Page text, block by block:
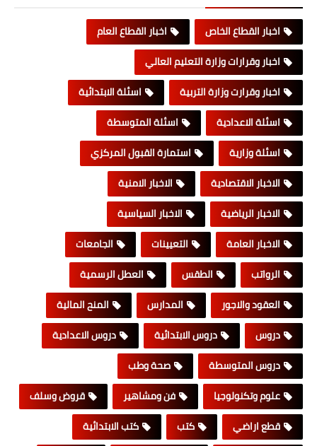
اخبار القطاع الخاص
اخبار القطاع العام
اخبار وقرارات وزارة التعليم العالي
اخبار وقرارت وزارة التربية
اسئلة الابتدائية
اسئلة الاعدادية
اسئلة المتوسطة
اسئلة وزارية
استمارة القبول المركزي
الاخبار الاقتصادية
الاخبار الامنية
الاخبار الرياضية
الاخبار السياسية
الاخبار العامة
التعيينات
الجامعات
الرواتب
الطقس
العطل الرسمية
العقود والاجور
المدارس
المنح المالية
دروس
دروس الابتدائية
دروس الاعدادية
دروس المتوسطة
صحة وطب
علوم وتكنولوجيا
فن ومشاهير
قروض وسلف
قطع اراضي
كتب
كتب الابتدائية